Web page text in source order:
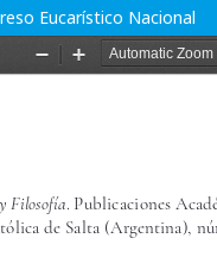
Eucarístico Nacional